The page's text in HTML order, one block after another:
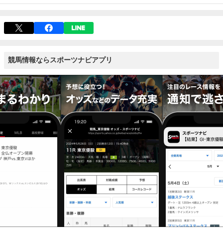
競馬情報ならスポーツナビアプリ